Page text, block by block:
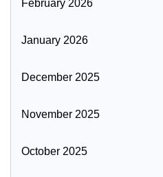
February 2026
January 2026
December 2025
November 2025
October 2025